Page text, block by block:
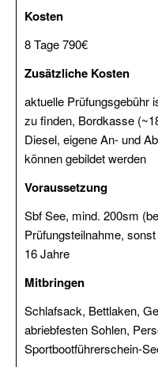
SKS
SportKüstenSchiffer
SSS
Praxis
Ostsee
SportSeeSchiffer
Urlaubstörns
Wochenendtörns
Skippertraining
/
sammeln
Modul
Hafenmanöver
Kosten
8 Tage 790€
Zusätzliche Kosten
aktuelle Prüfungsgebühr
zu finden, Bordkasse
Diesel, eigene An- und
können gebildet werden
Voraussetzung
Sbf See, mind. 200sm
Prüfungsteilnahme,
16 Jahre
Mitbringen
Schlafsack, Bettlaken,
abriebfesten Sohlen,
Sportbootführerschein-